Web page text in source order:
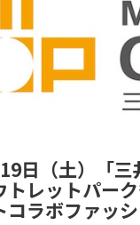
日（土）「
トレットパー
コラボファッ